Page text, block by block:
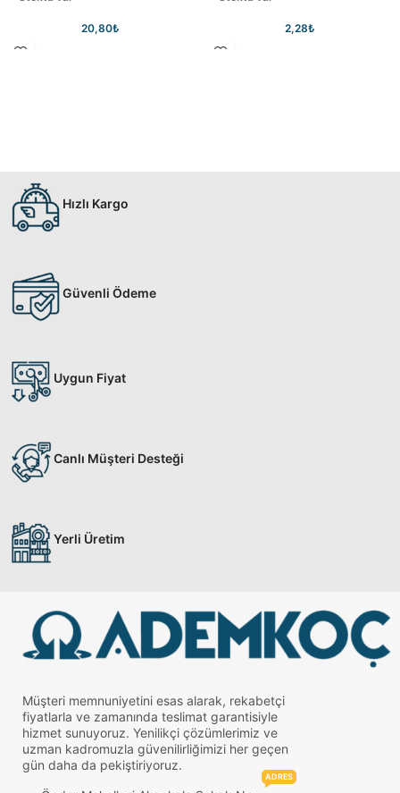
20,80₺ 2,28₺
Hızlı Kargo
Güvenli Ödeme
Uygun Fiyat
Canlı Müşteri Desteği
Yerli Üretim
Müşteri memnuniyetini esas alarak, rekabetçi
fiyatlarla ve zamanında teslimat garantisiyle
hizmet sunuyoruz. Yenilikçi çözümlerimiz ve
uzman kadromuzla güvenilirliğimizi her geçen
gün daha da pekiştiriyoruz.
ADRES